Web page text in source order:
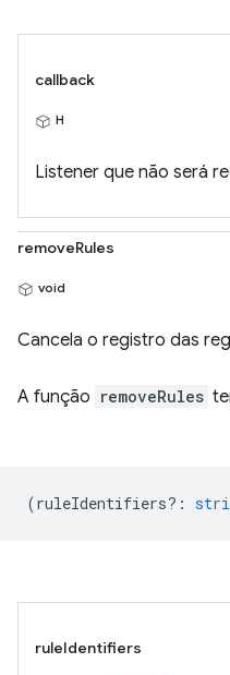
callback
H
Listener que não será
removeRules
void
Cancela o registro das
A função removeRules
(ruleIdentifiers? :
ruleIdentifiers